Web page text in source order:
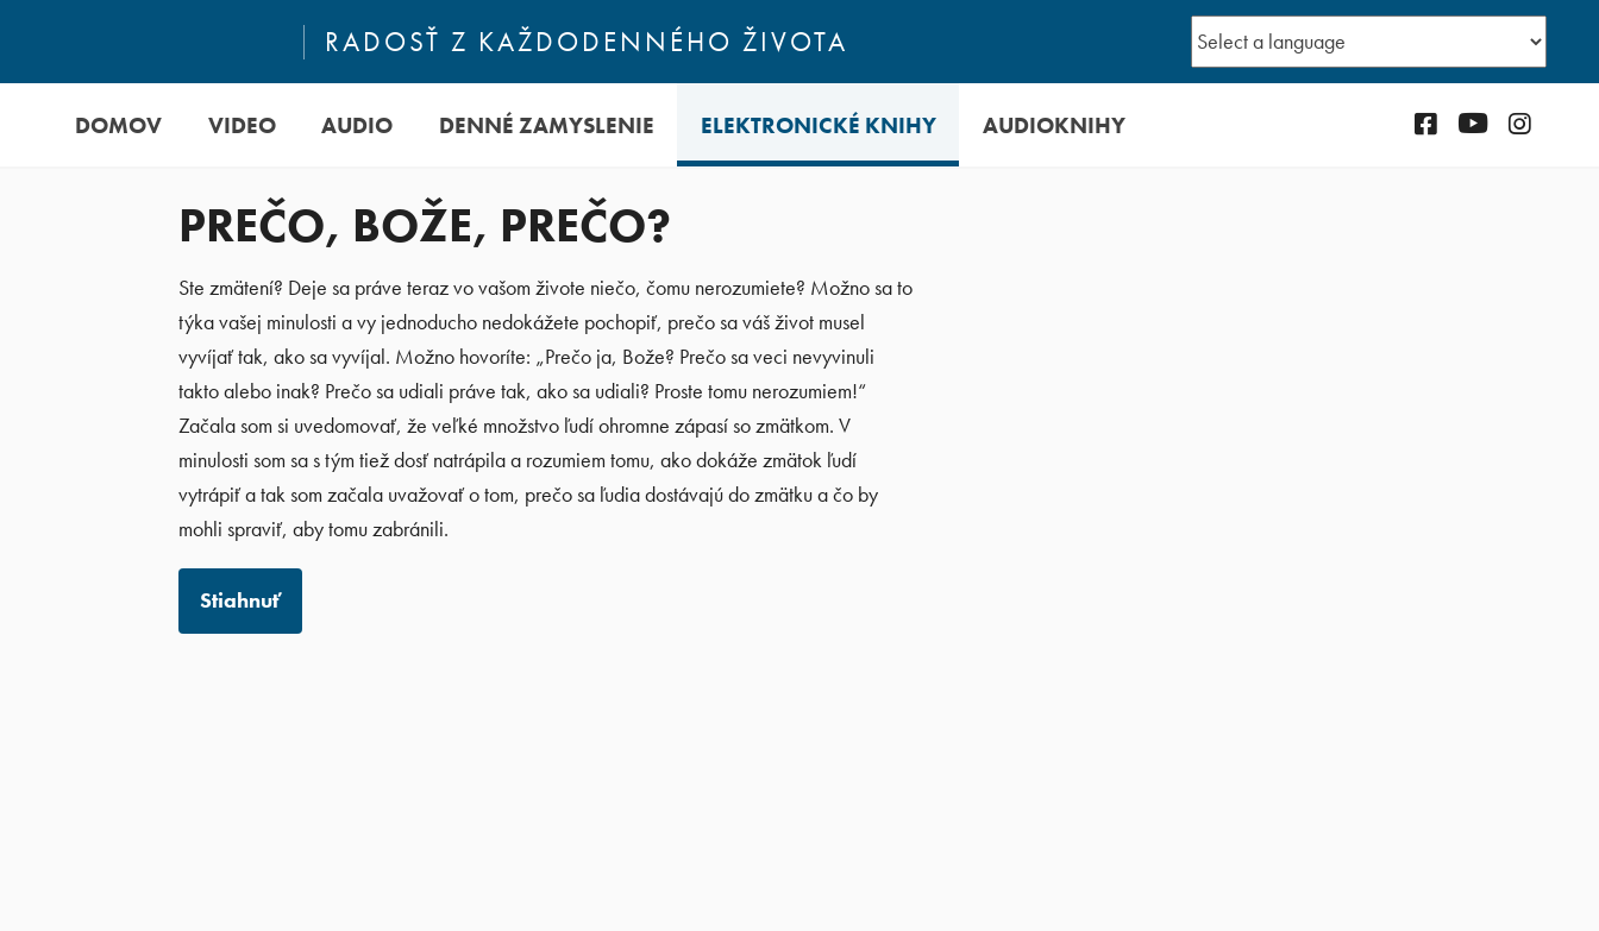
RADOSŤ Z KAŽDODENNÉHO ŽIVOTA
DOMOV VIDEO AUDIO DENNÉ ZAMYSLENIE ELEKTRONICKÉ KNIHY AUDIOKNIHY FacebookYouTube
PREČO, BOŽE, PREČO?
Ste zmätení? Deje sa práve teraz vo vašom živote niečo, čomu nerozumiete? Možno sa to
týka vašej minulosti a vy jednoducho nedokážete pochopiť, prečo sa váš život musel
vyvíjať tak, ako sa vyvíjal. Možno hovoríte: „Prečo ja, Bože? Prečo sa veci nevyvinuli
takto alebo inak? Prečo sa udiali práve tak, ako sa udiali? Proste tomu nerozumiem!“
Začala som si uvedomovať, že veľké množstvo ľudí ohromne zápasí so zmätkom. V
minulosti som sa s tým tiež dosť natrápila a rozumiem tomu, ako dokáže zmätok ľudí
vytrápiť a tak som začala uvažovať o tom, prečo sa ľudia dostávajú do zmätku a čo by
mohli spraviť, aby tomu zabránili.
Stiahnuť